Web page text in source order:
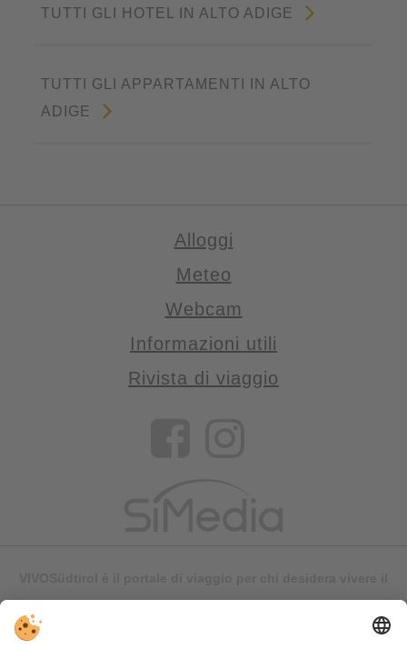
TUTTI GLI HOTEL IN ALTO ADIGE
TUTTI GLI APPARTAMENTI IN ALTO
ADIGE
Alloggi
Meteo
Webcam
Informazioni utili
Rivista di viaggio